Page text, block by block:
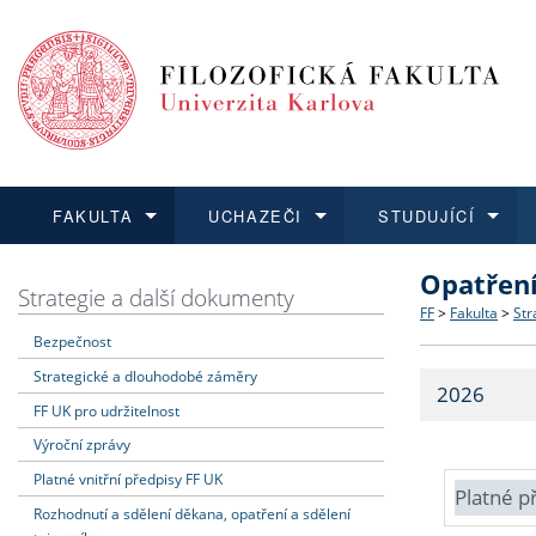
FAKULTA
Dozvědět se více
Struktura
Strategie
Fakultní
UCHAZEČI
Podat přihlášku
Co
Učitelské
STUDUJÍCÍ
Dozvědět se více
Dozvědět se více
O vědě a
Dozvědět se více
Aktuální
Strategie a další dokumenty
Bezpečnost
Strategické a dlouhodobé záměry
FF UK pro udržitelnost
Výroční zprávy
Platné vnitřní předpisy FF UK
Rozhodnutí a sdělení děkana, opatření a sdělení
FF > Fakulta >
2026
Platné